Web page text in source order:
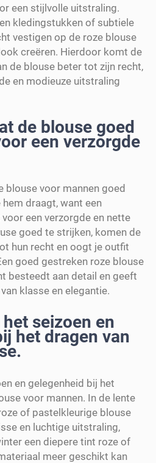
een stijlvolle uitstraling.
kledingstukken of subtiele
vestigen op de roze blouse
creëren. Hierdoor komt de
de blouse beter tot zijn recht,
en modieuze uitstraling
de blouse goed
een verzorgde
blouse voor mannen goed
draagt, want een
een verzorgde en nette
goed te strijken, komen de
hun recht en oogt je outfit
goed gestreken roze blouse
besteedt aan detail en geeft
klasse en elegantie.
seizoen en
het dragen van
en gelegenheid bij het
voor mannen. In de lente
of pastelkleurige blouse
en luchtige uitstraling,
een diepere tint roze of
meer geschikt kan